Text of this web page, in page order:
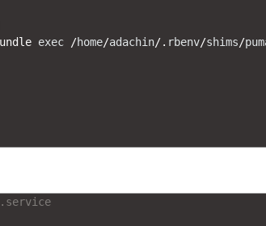
exec /home/adachin/. rbenv/shims/